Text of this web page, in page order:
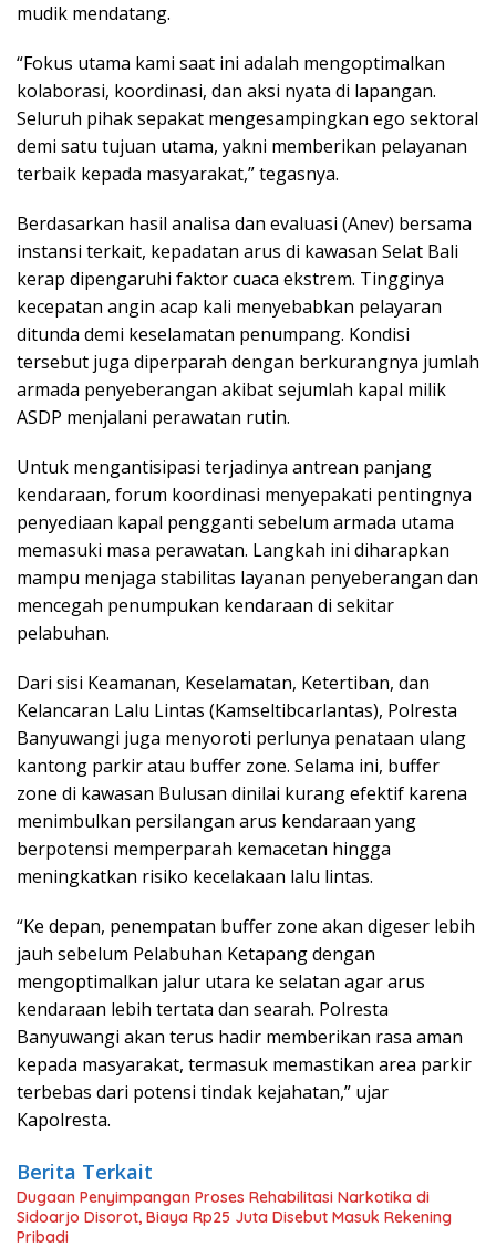
mudik mendatang.
“Fokus utama kami saat ini adalah mengoptimalkan
kolaborasi, koordinasi, dan aksi nyata di lapangan.
Seluruh pihak sepakat mengesampingkan ego sektoral
demi satu tujuan utama, yakni memberikan pelayanan
terbaik kepada masyarakat,” tegasnya.
Berdasarkan hasil analisa dan evaluasi (Anev) bersama
instansi terkait, kepadatan arus di kawasan Selat Bali
kerap dipengaruhi faktor cuaca ekstrem. Tingginya
kecepatan angin acap kali menyebabkan pelayaran
ditunda demi keselamatan penumpang. Kondisi
tersebut juga diperparah dengan berkurangnya jumlah
armada penyeberangan akibat sejumlah kapal milik
ASDP menjalani perawatan rutin.
Untuk mengantisipasi terjadinya antrean panjang
kendaraan, forum koordinasi menyepakati pentingnya
penyediaan kapal pengganti sebelum armada utama
memasuki masa perawatan. Langkah ini diharapkan
mampu menjaga stabilitas layanan penyeberangan dan
mencegah penumpukan kendaraan di sekitar
pelabuhan.
Dari sisi Keamanan, Keselamatan, Ketertiban, dan
Kelancaran Lalu Lintas (Kamseltibcarlantas), Polresta
Banyuwangi juga menyoroti perlunya penataan ulang
kantong parkir atau buffer zone. Selama ini, buffer
zone di kawasan Bulusan dinilai kurang efektif karena
menimbulkan persilangan arus kendaraan yang
berpotensi memperparah kemacetan hingga
meningkatkan risiko kecelakaan lalu lintas.
“Ke depan, penempatan buffer zone akan digeser lebih
jauh sebelum Pelabuhan Ketapang dengan
mengoptimalkan jalur utara ke selatan agar arus
kendaraan lebih tertata dan searah. Polresta
Banyuwangi akan terus hadir memberikan rasa aman
kepada masyarakat, termasuk memastikan area parkir
terbebas dari potensi tindak kejahatan,” ujar
Kapolresta.
Berita Terkait
Dugaan Penyimpangan Proses Rehabilitasi Narkotika di
Sidoarjo Disorot, Biaya Rp25 Juta Disebut Masuk Rekening
Pribadi